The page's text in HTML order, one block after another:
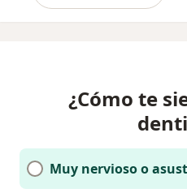
¿Cómo te
Muy nervioso o